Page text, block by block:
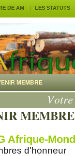
DE AM LES STATUTS
MEMBRE
MEMBRE
Afrique-
d'honneur